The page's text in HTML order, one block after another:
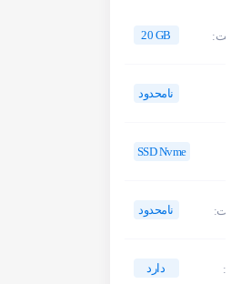
20 GB
نامحدود
SSD Nvme
نامحدود
دارد